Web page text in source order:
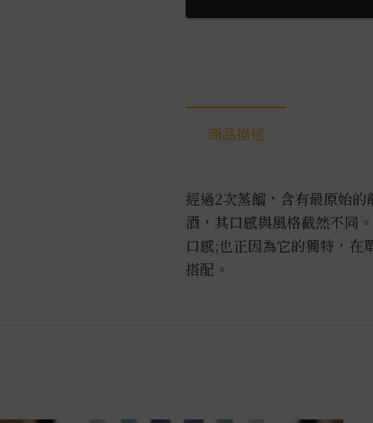
數
商品描述
經過2次蒸餾，含有最原始
酒，其口感與風格截然不同
口感;也正因為它的獨特，在
搭配。